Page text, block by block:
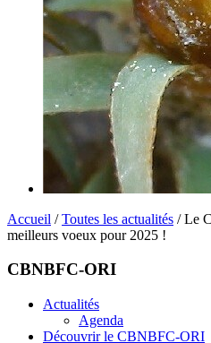
Accueil /Toutes les actualités / Le
meilleurs voeux pour 2025 !
CBNBFC-ORI
Actualités
Agenda
Découvrir le CBNBFC-ORI